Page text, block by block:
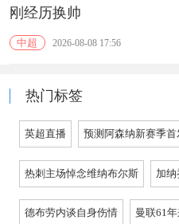
刚经历换帅
中超 2026-08-08 17:56
热门标签
英超直播 预测阿森纳新赛季首
热刺主场悼念维纳布尔斯 加
德布劳内谈自身伤情 曼联61